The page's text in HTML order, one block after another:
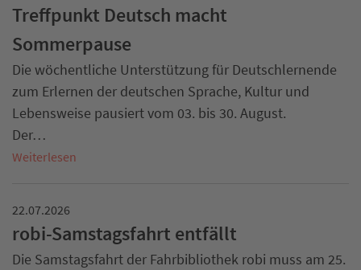
Treffpunkt Deutsch macht
Sommerpause
Die wöchentliche Unterstützung für Deutschlernende
zum Erlernen der deutschen Sprache, Kultur und
Lebensweise pausiert vom 03. bis 30. August.
Der…
Weiterlesen
22.07.2026
robi-Samstagsfahrt entfällt
Die Samstagsfahrt der Fahrbibliothek robi muss am 25.